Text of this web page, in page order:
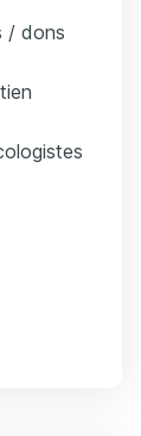
/ dons